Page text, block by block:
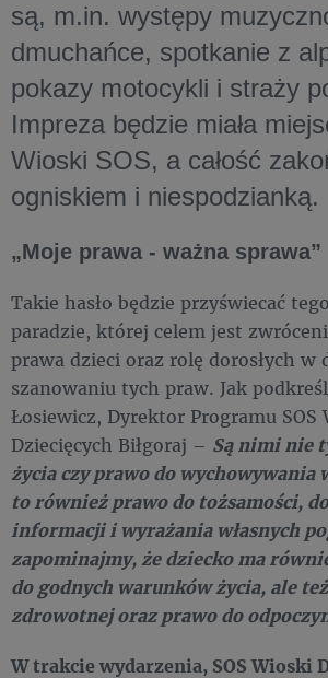
są, m.in. występy
dmuchańce, spotkanie z
pokazy motocykli i straży
Impreza będzie miała
Wioski SOS, a całość
ogniskiem i niespodzianką.
„Moje prawa - ważna sprawa”
Takie hasło będzie przyświecać
paradzie, której celem jest
prawa dzieci oraz rolę dorosłych w
szanowaniu tych praw. Jak
Łosiewicz, Dyrektor Programu SOS
Dziecięcych Biłgoraj – Są nimi nie
życia czy prawo do wychowywania
to również prawo do tożsamości,
informacji i wyrażania własnych
zapominajmy, że dziecko ma
do godnych warunków życia, ale
zdrowotnej oraz prawo do
W trakcie wydarzenia, SOS Wioski